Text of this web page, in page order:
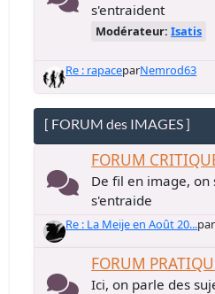
s'entraident
Modérateur:Isatis
Re : rapaceparNemrod63
[ FORUM des IMAGES ]
FORUM
De fil en image, on
s'entraide
Re : La Meije en Août 20...par
FORUM
Ici, on parle des